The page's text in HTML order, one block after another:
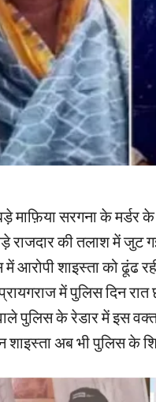
माफ़िया सरगना के मर्डर
की तलाश में जुट
आरोपी शाइस्ता को ढूंढ
में पुलिस दिन रात
पुलिस के रेडार में इस
शाइस्ता अब भी पुलिस के